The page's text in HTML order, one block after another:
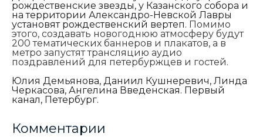
рождественские звезды, у Казанского собора и
на территории Александро-Невской Лавры
установят рождественский вертеп. Помимо
этого, создавать новогоднюю атмосферу будут
200 тематических баннеров и плакатов, а в
метро запустят трансляцию аудио
поздравлений для петербуржцев и гостей.
Юлия Демьянова, Даниил Кушнеревич, Линда
Черкасова, Ангелина Введенская. Первый
канал, Петербург.
Комментарии